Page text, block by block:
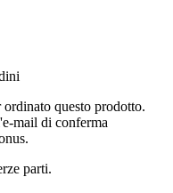
questo prodotto.
mail di conferma
parti.